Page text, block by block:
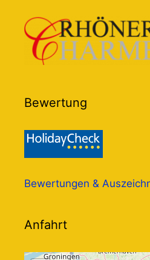
Bewertung
Bewertungen &
Anfahrt